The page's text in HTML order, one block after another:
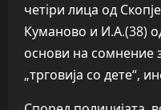
четiри лица од
Куманово и И.А.(38)
основи на сомнение
„трговија со дете“,